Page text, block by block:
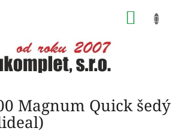
Magnum Quick šedý